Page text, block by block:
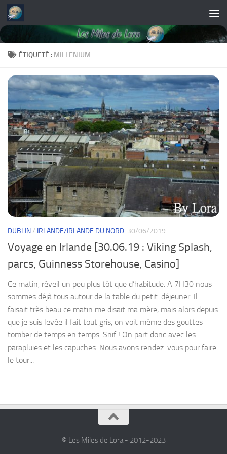
Skip to content
ÉTIQUETÉ : MILLENIUM
DUBLIN/ IRLANDE/IRLANDE DU NORD 30/06/2019
Voyage en Irlande [30.06.19 : Viking Splash,
parcs, Guinness Storehouse, Casino]
Ce matin, réveil un peu plus tôt que d’habitude. A 7H30 nous
sommes déjà tous autour de la table du petit-déjeuner. Il
faisait très beau ce matin me disait ma mère, mais alors depuis
que je suis levée il fait tout gris, on voit même des gouttes
tomber de temps en temps. Snif ! On part donc avec les
parapluies et les capuches. Nous avons rendez-vous pour faire
le tour...
© Les Miles de Lora - 2012-2023